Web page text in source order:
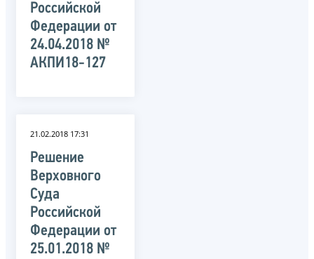
Российской
Федерации от
24.04.2018 №
АКПИ18-127
21.02.2018 17:31
Решение
Верховного
Суда
Российской
Федерации от
25.01.2018 №